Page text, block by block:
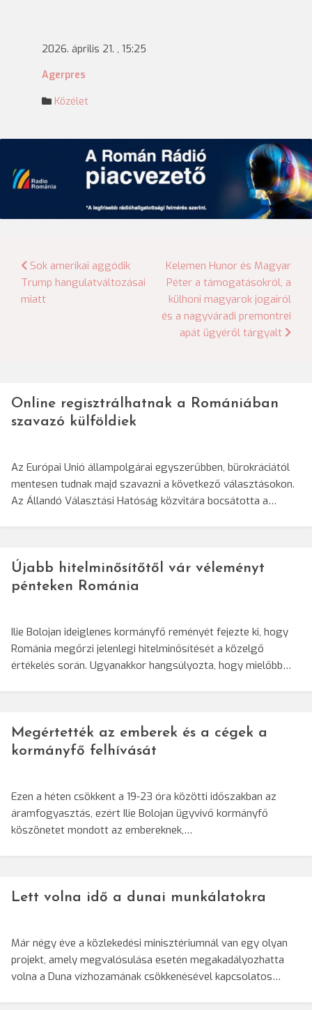
2026. április 21. , 15:25
Agerpres
Közélet
Bejegyzés
navigáció
Sok amerikai aggódik
Trump hangulatváltozásai
miatt
Kelemen Hunor és Magyar
Péter a támogatásokról, a
külhoni magyarok jogairól
és a nagyváradi premontrei
apát ügyéről tárgyalt
Online regisztrálhatnak a Romániában
szavazó külföldiek
Az Európai Unió állampolgárai egyszerűbben, bürokráciától
mentesen tudnak majd szavazni a következő választásokon.
Az Állandó Választási Hatóság közvitára bocsátotta a…
Újabb hitelminősítőtől vár véleményt
pénteken Románia
Ilie Bolojan ideiglenes kormányfő reményét fejezte ki, hogy
Románia megőrzi jelenlegi hitelminősítését a közelgő
értékelés során. Ugyanakkor hangsúlyozta, hogy mielőbb…
Megértették az emberek és a cégek a
kormányfő felhívását
Ezen a héten csökkent a 19-23 óra közötti időszakban az
áramfogyasztás, ezért Ilie Bolojan ügyvivő kormányfő
köszönetet mondott az embereknek,…
Lett volna idő a dunai munkálatokra
Már négy éve a közlekedési minisztériumnál van egy olyan
projekt, amely megvalósulása esetén megakadályozhatta
volna a Duna vízhozamának csökkenésével kapcsolatos…